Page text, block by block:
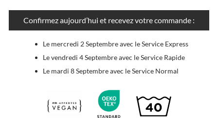
Confirmez aujourd’hui et recevez votre commande :
Le mercredi 2 Septembre avec le Service Express
Le vendredi 4 Septembre avec le Service Rapide
Le mardi 8 Septembre avec le Service Normal